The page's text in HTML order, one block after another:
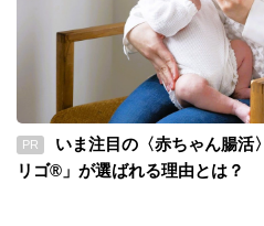
PR
いま注目の〈赤ちゃん腸活
リゴ®」が選ばれる理由とは？